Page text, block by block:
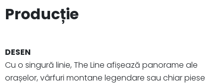
Producție
DESEN
Cu o singură linie, The Line afișează panorame ale
orașelor, vârfuri montane legendare sau chiar piese